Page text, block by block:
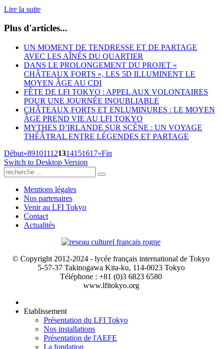
Lire la suite
Plus d'articles...
UN MOMENT DE TENDRESSE ET DE PARTAGE
AVEC LES AÎNÉS DU QUARTIER
DANS LE PROLONGEMENT DU PROJET «
CHÂTEAUX FORTS », LES 5D ILLUMINENT LE
MOYEN ÂGE AU CDI
FÊTE DE LFI TOKYO : APPEL AUX VOLONTAIRES
POUR UNE JOURNÉE INOUBLIABLE
CHÂTEAUX FORTS ET ENLUMINURES : LE MOYEN
ÂGE PREND VIE AU LFI TOKYO
MYTHES D’IRLANDE SUR SCÈNE : UN VOYAGE
THÉÂTRAL ENTRE LÉGENDES ET PARTAGE
Début«891011121314151617»Fin
Switch to Desktop Version
Mentions légales
Nos partenaires
Venir au LFI Tokyo
Contact
Actualités
© Copyright 2012-2024 - lycée français international de Tokyo
5-57-37 Takinogawa Kita-ku, 114-0023 Tokyo
Téléphone : +81 (0)3 6823 6580
www.lfitokyo.org
Etablissement
Présentation du LFI Tokyo
Nos installations
Présentation de l'AEFE
La fondation